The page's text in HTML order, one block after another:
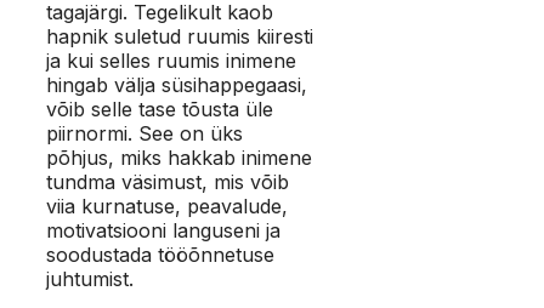
tagajärgi. Tegelikult kaob
hapnik suletud ruumis kiiresti
ja kui selles ruumis inimene
hingab välja süsihappegaasi,
võib selle tase tõusta üle
piirnormi. See on üks
põhjus, miks hakkab inimene
tundma väsimust, mis võib
viia kurnatuse, peavalude,
motivatsiooni languseni ja
soodustada tööõnnetuse
juhtumist.